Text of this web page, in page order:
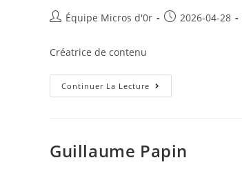
Auteur/autrice
la
publication :
Équipe Micros d'0r
Publication
2026-04-28
Créatrice de contenu
Continuer La Lecture Alexia
Mayer
Guillaume Papin